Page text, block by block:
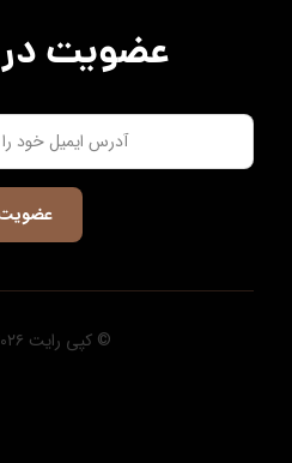
عضویت در
© کپی رایت ۲۰۲۶. دودلند